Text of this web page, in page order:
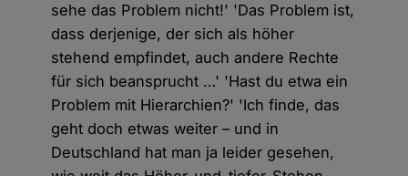
sehe das Problem nicht!' 'Das Problem ist,
dass derjenige, der sich als höher
stehend empfindet, auch andere Rechte
für sich beansprucht …' 'Hast du etwa ein
Problem mit Hierarchien?' 'Ich finde, das
geht doch etwas weiter – und in
Deutschland hat man ja leider gesehen,